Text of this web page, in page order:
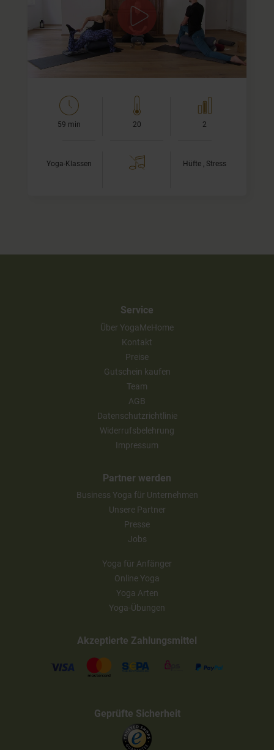
In verschiedenen Asanas stimulieren wir das
Fasziengewebe, die Kapsel und Bänder in der Hüfte.
Damit Du stets die für Dich ideale Dehnung finden
kannst, biete ich…
59 min 20 2
Yoga-Klassen Hüfte , Stress
Service
Über YogaMeHome
Kontakt
Preise
Gutschein kaufen
Team
AGB
Datenschutzrichtlinie
Widerrufsbelehrung
Impressum
Partner werden
Business Yoga für Unternehmen
Unsere Partner
Presse
Jobs
Yoga für Anfänger
Online Yoga
Yoga Arten
Yoga-Übungen
Akzeptierte Zahlungsmittel
Geprüfte Sicherheit